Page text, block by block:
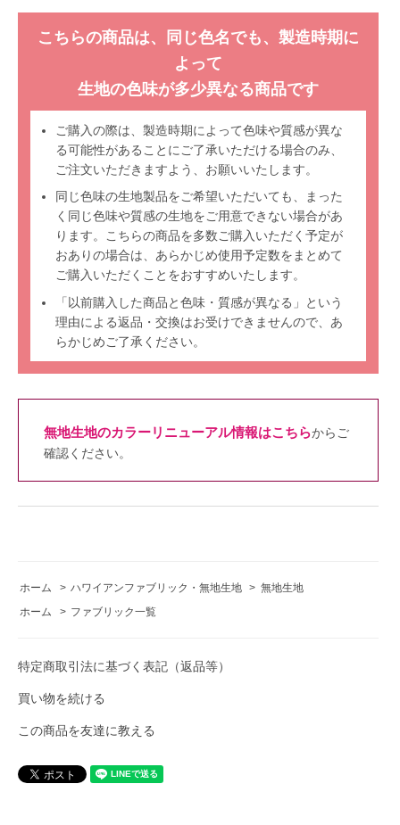
こちらの商品は、同じ色名でも、製造時期に
よって
生地の色味が多少異なる商品です
ご購入の際は、製造時期によって色味や質感が異な
る可能性があることにご了承いただける場合のみ、
ご注文いただきますよう、お願いいたします。
同じ色味の生地製品をご希望いただいても、まった
く同じ色味や質感の生地をご用意できない場合があ
ります。こちらの商品を多数ご購入いただく予定が
おありの場合は、あらかじめ使用予定数をまとめて
ご購入いただくことをおすすめいたします。
「以前購入した商品と色味・質感が異なる」という
理由による返品・交換はお受けできませんので、あ
らかじめご了承ください。
無地生地のカラーリニューアル情報はこちらからご
確認ください。
ホーム > ハワイアンファブリック・無地生地 > 無地生地
ホーム
> ファブリック一覧
特定商取引法に基づく表記（返品等）
買い物を続ける
この商品を友達に教える